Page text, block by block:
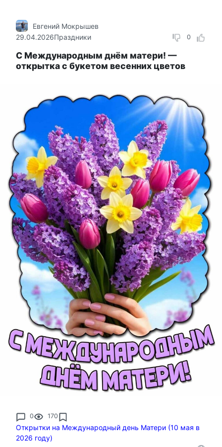
0
Евгений Мокрышев
29.04.2026Праздники
С Международным днём матери! —
открытка с букетом весенних цветов
0 170
Открытки на Международный день Матери (10 мая в
2026 году)